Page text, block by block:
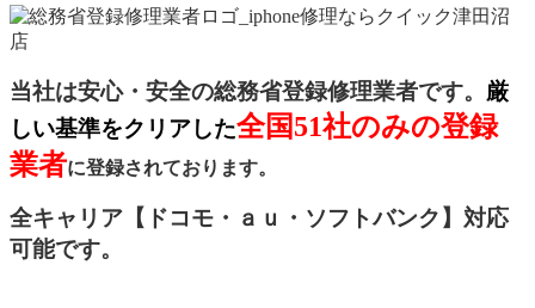
当社は安心・安全の総務省登録修理業者です。 厳
しい基準をクリアした全国51社のみの登録
業者に登録されております。
全キャリア【ドコモ・ａｕ・ソフトバンク】対応
可能です。